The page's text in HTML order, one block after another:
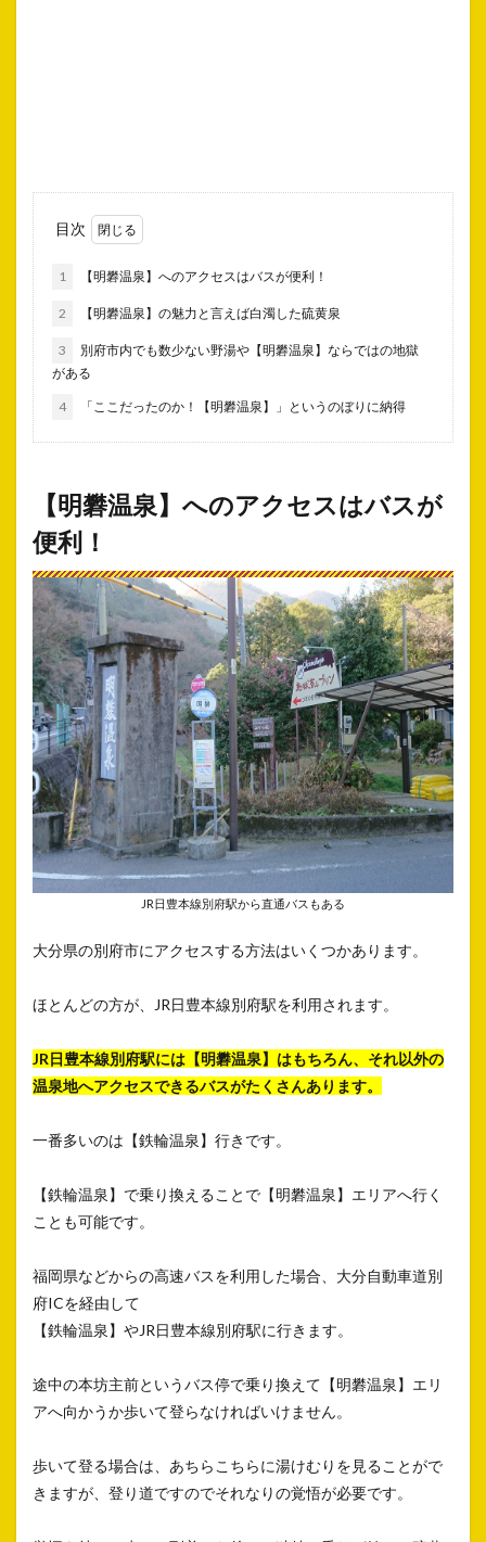
目次
1 【明礬温泉】へのアクセスはバスが便利！
2 【明礬温泉】の魅力と言えば白濁した硫黄泉
3
別府市内でも数少ない野湯や【明礬温泉】ならではの地獄
がある
4 「ここだったのか！【明礬温泉】」というのぼりに納得
【明礬温泉】へのアクセスはバスが
便利！
JR日豊本線別府駅から直通バスもある
大分県の別府市にアクセスする方法はいくつかあります。
ほとんどの方が、JR日豊本線別府駅を利用されます。
JR日豊本線別府駅には【明礬温泉】はもちろん、それ以外の
温泉地へアクセスできるバスがたくさんあります。
一番多いのは【鉄輪温泉】行きです。
【鉄輪温泉】で乗り換えることで【明礬温泉】エリアへ行く
ことも可能です。
福岡県などからの高速バスを利用した場合、大分自動車道別
府ICを経由して
【鉄輪温泉】やJR日豊本線別府駅に行きます。
途中の本坊主前というバス停で乗り換えて【明礬温泉】エリ
アへ向かうか歩いて登らなければいけません。
歩いて登る場合は、あちらこちらに湯けむりを見ることがで
きますが、登り道ですのでそれなりの覚悟が必要です。